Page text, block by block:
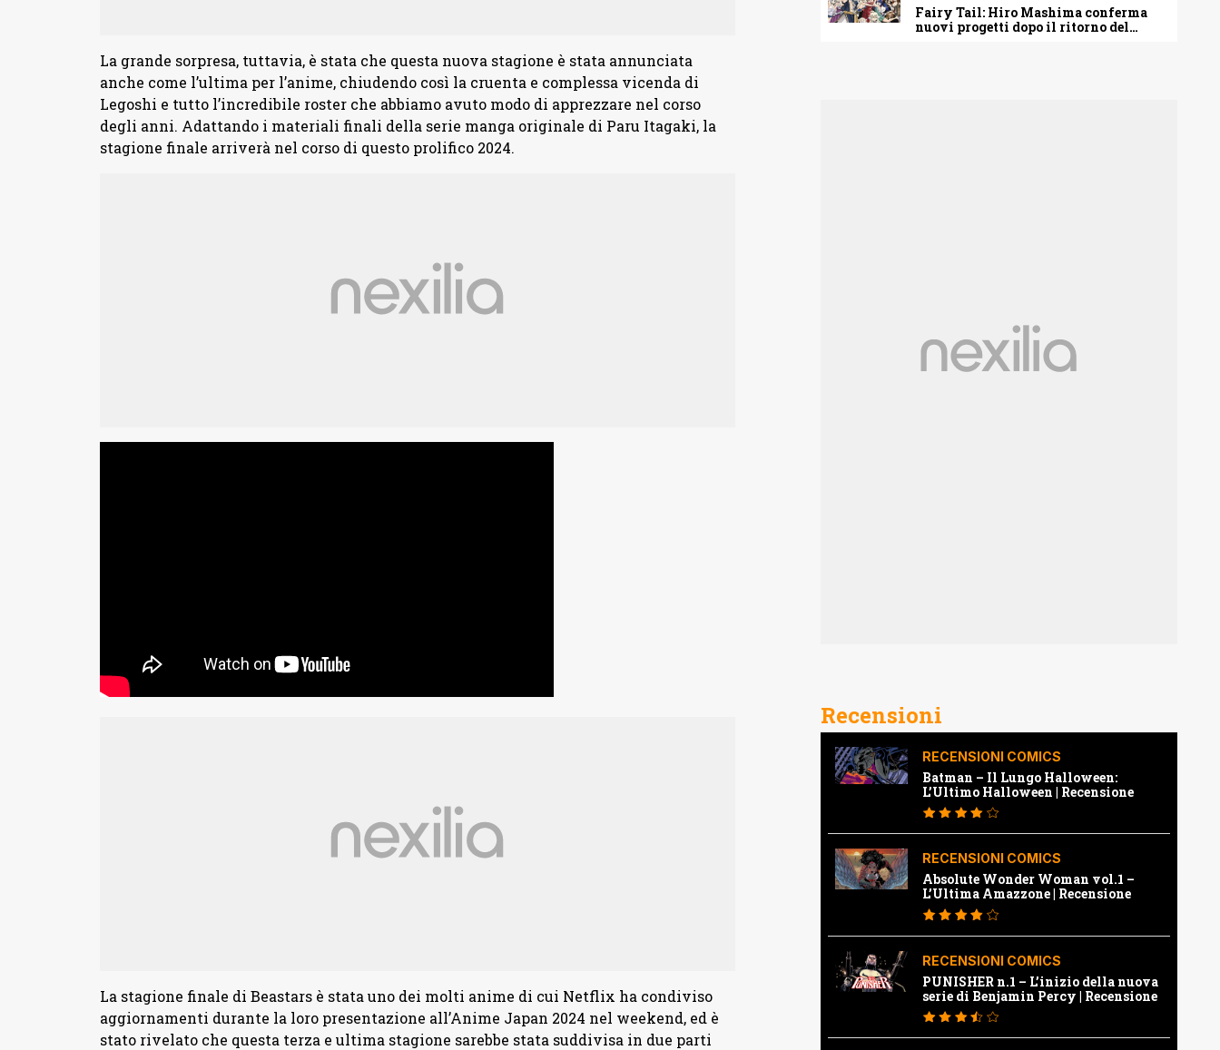
La grande sorpresa, tuttavia, è stata che questa nuova stagione è stata annunciata
anche come l’ultima per l’anime, chiudendo così la cruenta e complessa vicenda di
Legoshi e tutto l’incredibile roster che abbiamo avuto modo di apprezzare nel corso
degli anni. Adattando i materiali finali della serie manga originale di Paru Itagaki, la
stagione finale arriverà nel corso di questo prolifico 2024.
La stagione finale di Beastars è stata uno dei molti anime di cui Netflix ha condiviso
aggiornamenti durante la loro presentazione all’Anime Japan 2024 nel weekend, ed è
stato rivelato che questa terza e ultima stagione sarebbe stata suddivisa in due parti
Fairy Tail: Hiro Mashima conferma
nuovi progetti dopo il ritorno del
Recensioni
RECENSIONI COMICS
Batman – Il Lungo Halloween:
L’Ultimo Halloween | Recensione
RECENSIONI COMICS
Absolute Wonder Woman vol.1 –
L’Ultima Amazzone | Recensione
RECENSIONI COMICS
PUNISHER n.1 – L’inizio della nuova
serie di Benjamin Percy | Recensione